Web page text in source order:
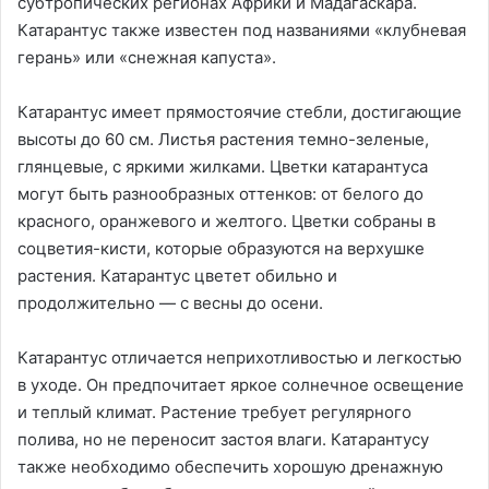
Катарантус также известен под названиями «клубневая
герань» или «снежная капуста».
Катарантус имеет прямостоячие стебли, достигающие
высоты до 60 см. Листья растения темно-зеленые,
глянцевые, с яркими жилками. Цветки катарантуса
могут быть разнообразных оттенков: от белого до
красного, оранжевого и желтого. Цветки собраны в
соцветия-кисти, которые образуются на верхушке
растения. Катарантус цветет обильно и
продолжительно — с весны до осени.
Катарантус отличается неприхотливостью и легкостью
в уходе. Он предпочитает яркое солнечное освещение
и теплый климат. Растение требует регулярного
полива, но не переносит застоя влаги. Катарантусу
также необходимо обеспечить хорошую дренажную